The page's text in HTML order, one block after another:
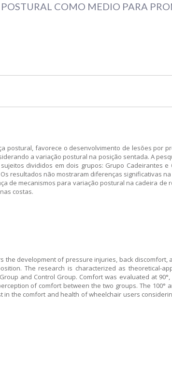
COMO MEDIO PARA
favorece o desenvolvimento de lesões por
a variação postural na posição sentada. A
divididos em dois grupos: Grupo Cadeirantes
resultados não mostraram diferenças significativas
de mecanismos para variação postural na cadeira
costas.
development of pressure injuries, back discomfort,
The research is characterized as theoretical-
and Control Group. Comfort was evaluated at 90°,
of comfort between the two groups. The 100°
the comfort and health of wheelchair users